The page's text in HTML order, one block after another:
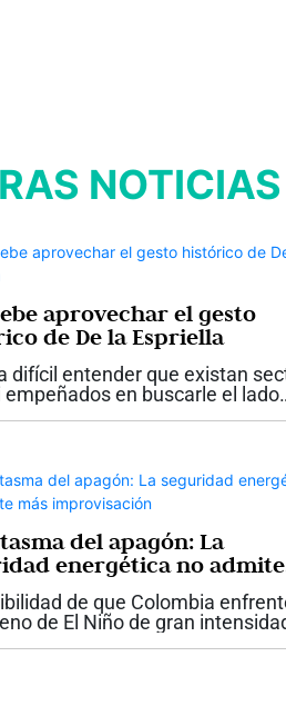
NOTICIAS
aprovechar el gesto
de De la Espriella
difícil entender que existan
empeñados en buscarle el lado
a uno de los hechos más
del apagón: La
energética no admite
de que Colombia
de El Niño de gran
poner sobre la mesa una